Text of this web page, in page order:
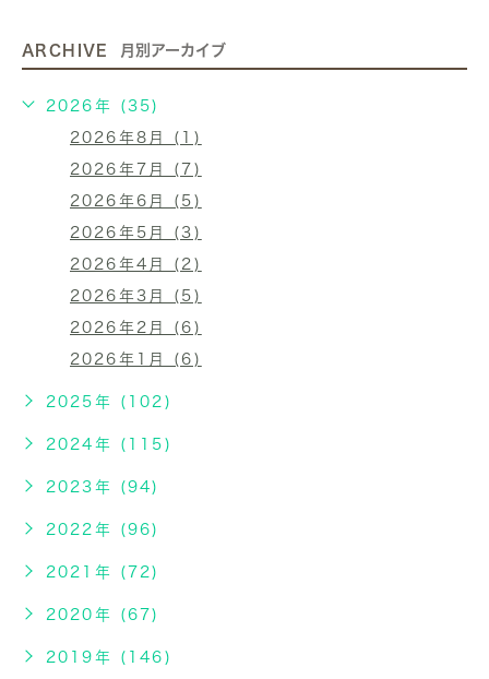
ARCHIVE 月別アーカイブ
2026年 (35)
2026年8月 (1)
2026年7月 (7)
2026年6月 (5)
2026年5月 (3)
2026年4月 (2)
2026年3月 (5)
2026年2月 (6)
2026年1月 (6)
2025年 (102)
2024年 (115)
2023年 (94)
2022年 (96)
2021年 (72)
2020年 (67)
2019年 (146)